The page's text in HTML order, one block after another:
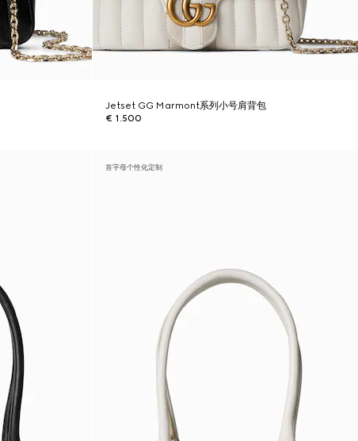
Jetset GG Marmont系列小号肩背包
€ 1.500
首字母个性化定制